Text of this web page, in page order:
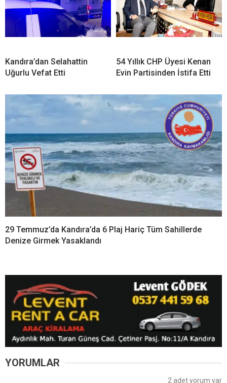
Kandıra’dan Selahattin
Uğurlu Vefat Etti
54 Yıllık CHP Üyesi Kenan
Evin Partisinden İstifa Etti
29 Temmuz’da Kandıra’da 6 Plaj Hariç Tüm Sahillerde
Denize Girmek Yasaklandı
YORUMLAR
2 adet yorum var